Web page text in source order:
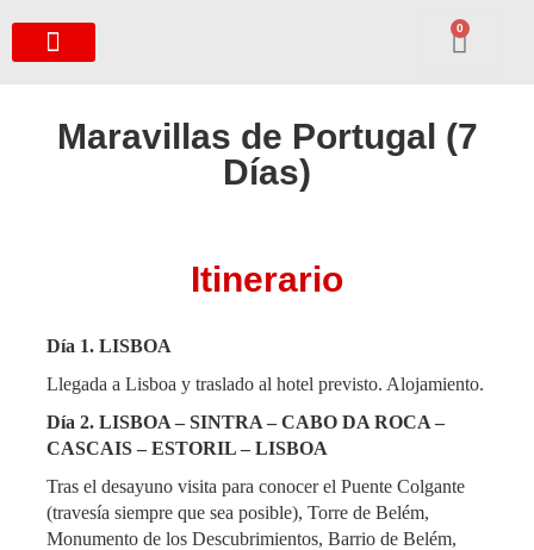
0
Maravillas de Portugal (7
Días)
Itinerario
Día 1. LISBOA
Llegada a Lisboa y traslado al hotel previsto. Alojamiento.
Día 2. LISBOA – SINTRA – CABO DA ROCA –
CASCAIS – ESTORIL – LISBOA
Tras el desayuno visita para conocer el Puente Colgante
(travesía siempre que sea posible), Torre de Belém,
Monumento de los Descubrimientos, Barrio de Belém,